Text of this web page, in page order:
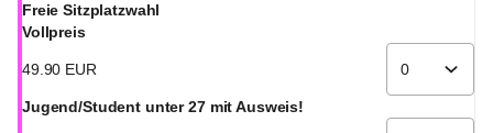
Freie Sitzplatzwahl
Vollpreis
49. 90 EUR
Jugend/Student unter 27 mit Ausweis!